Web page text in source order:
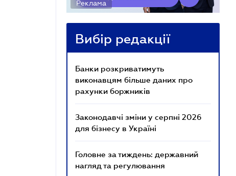
Реклама
Вибір редакції
Банки розкриватимуть
виконавцям більше даних про
рахунки боржників
Законодавчі зміни у серпні 2026
для бізнесу в Україні
Головне за тиждень: державний
нагляд та регулювання